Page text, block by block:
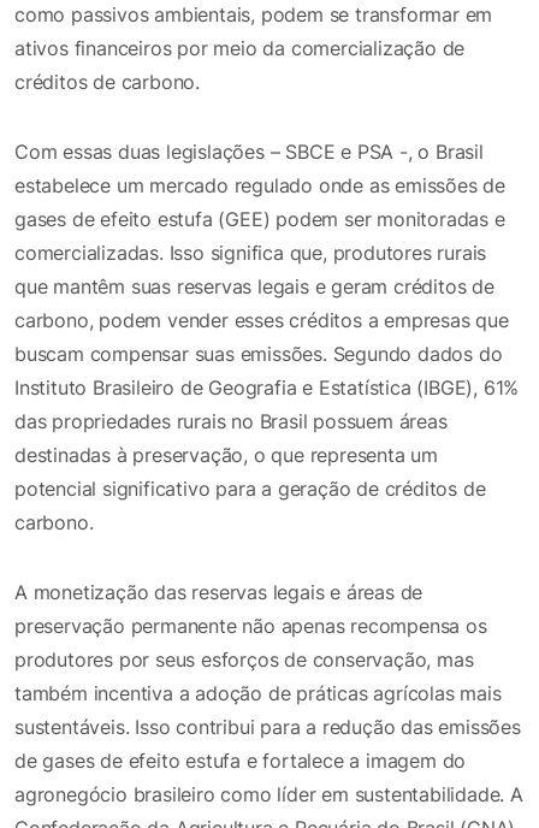
como passivos ambientais, podem se transformar em
ativos financeiros por meio da comercialização de
créditos de carbono.
Com essas duas legislações – SBCE e PSA -, o Brasil
estabelece um mercado regulado onde as emissões de
gases de efeito estufa (GEE) podem ser monitoradas e
comercializadas. Isso significa que, produtores rurais
que mantêm suas reservas legais e geram créditos de
carbono, podem vender esses créditos a empresas que
buscam compensar suas emissões. Segundo dados do
Instituto Brasileiro de Geografia e Estatística (IBGE), 61%
das propriedades rurais no Brasil possuem áreas
destinadas à preservação, o que representa um
potencial significativo para a geração de créditos de
carbono.
A monetização das reservas legais e áreas de
preservação permanente não apenas recompensa os
produtores por seus esforços de conservação, mas
também incentiva a adoção de práticas agrícolas mais
sustentáveis. Isso contribui para a redução das emissões
de gases de efeito estufa e fortalece a imagem do
agronegócio brasileiro como líder em sustentabilidade. A